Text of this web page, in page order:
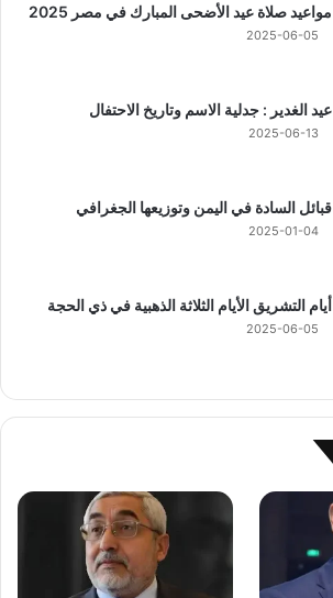
مواعيد صلاة عيد الأضحى المبارك في مصر 2025
2025-06-05
عيد الغدير : جدلية الاسم وتاريخ الاحتفال
2025-06-13
قبائل السادة في اليمن وتوزيعها الجغرافي
2025-01-04
أيام التشريق الأيام الثلاثة الذهبية في ذي الحجة
2025-06-05